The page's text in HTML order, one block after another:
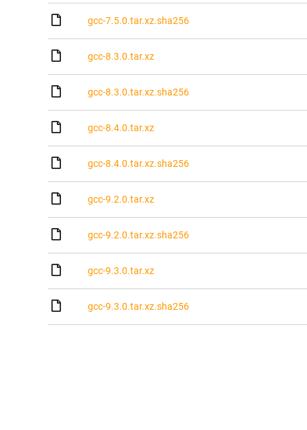
gcc-7.5.0.tar.xz.sha256
gcc-8.3.0.tar.xz
gcc-8.3.0.tar.xz.sha256
gcc-8.4.0.tar.xz
gcc-8.4.0.tar.xz.sha256
gcc-9.2.0.tar.xz
gcc-9.2.0.tar.xz.sha256
gcc-9.3.0.tar.xz
gcc-9.3.0.tar.xz.sha256